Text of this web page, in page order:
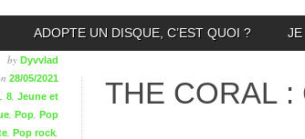
ADOPTE UN DISQUE, C’EST QUOI ? JE
by Dyvvlad
28/05/2021
8 Jeune et
Pop Pop
Pop rock
THE CORAL :